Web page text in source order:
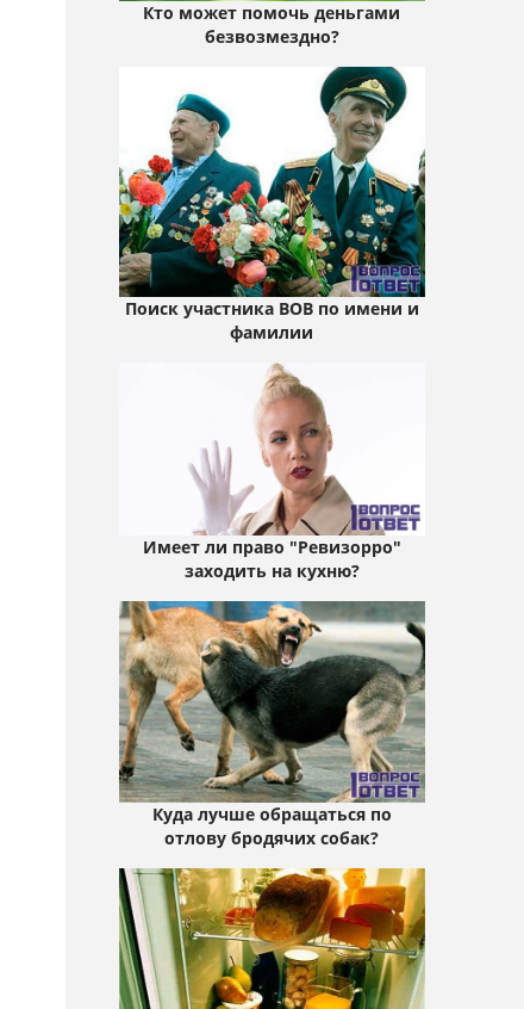
Кто может помочь деньгами
безвозмездно?
Поиск участника ВОВ по имени и
фамилии
Имеет ли право "Ревизорро"
заходить на кухню?
Куда лучше обращаться по
отлову бродячих собак?